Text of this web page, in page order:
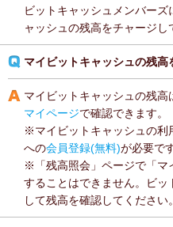
ビットキャッシュメンバー
ャッシュの残高をチャージし
マイビットキャッシュの残高
マイビットキャッシュの残
マイページで確認できます。
※マイビットキャッシュの利
への会員登録(無料)が必要です
※「残高照会」ページで「マ
することはできません。ビ
して残高を確認してください。